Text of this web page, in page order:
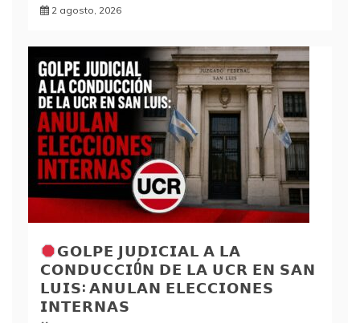
2 agosto, 2026
𝗚𝗢𝗟𝗣𝗘 𝗝𝗨𝗗𝗜𝗖𝗜𝗔𝗟 𝗔 𝗟𝗔
𝗖𝗢𝗡𝗗𝗨𝗖𝗖𝗜Ó𝗡 𝗗𝗘 𝗟𝗔 𝗨𝗖𝗥 𝗘𝗡 𝗦𝗔𝗡
𝗟𝗨𝗜𝗦: 𝗔𝗡𝗨𝗟𝗔𝗡 𝗘𝗟𝗘𝗖𝗖𝗜𝗢𝗡𝗘𝗦
𝗜𝗡𝗧𝗘𝗥𝗡𝗔𝗦